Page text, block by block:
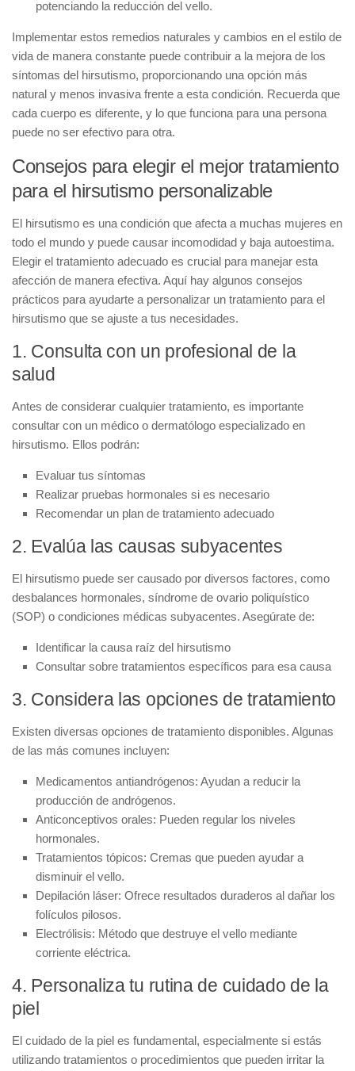
potenciando la reducción del vello.
Implementar estos remedios naturales y cambios en el estilo de
vida de manera constante puede contribuir a la mejora de los
síntomas del hirsutismo, proporcionando una opción más
natural y menos invasiva frente a esta condición. Recuerda que
cada cuerpo es diferente, y lo que funciona para una persona
puede no ser efectivo para otra.
Consejos para elegir el mejor tratamiento
para el hirsutismo personalizable
El hirsutismo es una condición que afecta a muchas mujeres en
todo el mundo y puede causar incomodidad y baja autoestima.
Elegir el tratamiento adecuado es crucial para manejar esta
afección de manera efectiva. Aquí hay algunos consejos
prácticos para ayudarte a personalizar un tratamiento para el
hirsutismo que se ajuste a tus necesidades.
1. Consulta con un profesional de la
salud
Antes de considerar cualquier tratamiento, es importante
consultar con un médico o dermatólogo especializado en
hirsutismo. Ellos podrán:
Evaluar tus síntomas
Realizar pruebas hormonales si es necesario
Recomendar un plan de tratamiento adecuado
2. Evalúa las causas subyacentes
El hirsutismo puede ser causado por diversos factores, como
desbalances hormonales, síndrome de ovario poliquístico
(SOP) o condiciones médicas subyacentes. Asegúrate de:
Identificar la causa raíz del hirsutismo
Consultar sobre tratamientos específicos para esa causa
3. Considera las opciones de tratamiento
Existen diversas opciones de tratamiento disponibles. Algunas
de las más comunes incluyen:
Medicamentos antiandrógenos: Ayudan a reducir la
producción de andrógenos.
Anticonceptivos orales: Pueden regular los niveles
hormonales.
Tratamientos tópicos: Cremas que pueden ayudar a
disminuir el vello.
Depilación láser: Ofrece resultados duraderos al dañar los
folículos pilosos.
Electrólisis: Método que destruye el vello mediante
corriente eléctrica.
4. Personaliza tu rutina de cuidado de la
piel
El cuidado de la piel es fundamental, especialmente si estás
utilizando tratamientos o procedimientos que pueden irritar la